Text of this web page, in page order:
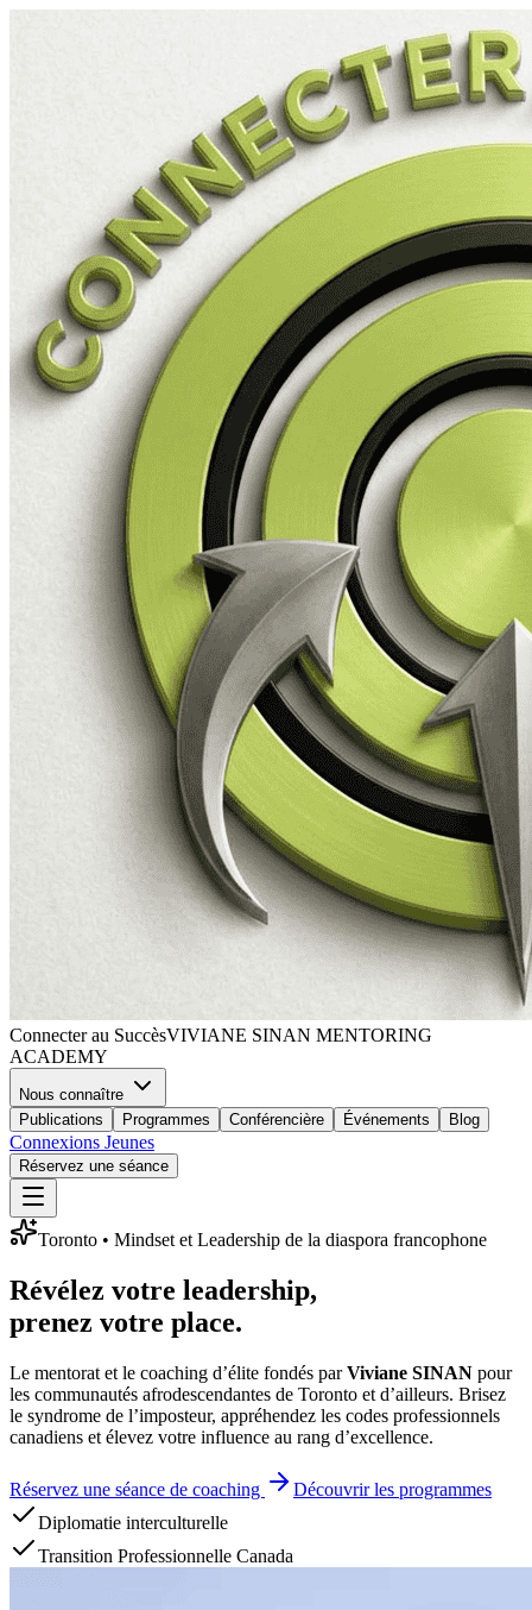
Connecter au SuccèsVIVIANE SINAN MENTORING
ACADEMY
Nous connaître
Publications
Programmes Conférencière Événements Blog
Connexions Jeunes
Réservez une séance
Toronto • Mindset et Leadership de la diaspora francophone
Révélez votre leadership,
prenez votre place.
Le mentorat et le coaching d’élite fondés parViviane SINAN pour
les communautés afrodescendantes de Toronto et d’ailleurs. Brisez
le syndrome de l’imposteur, appréhendez les codes professionnels
canadiens et élevez votre influence au rang d’excellence.
Réservez une séance de coaching
Découvrir les programmes
Diplomatie interculturelle
Transition Professionnelle Canada